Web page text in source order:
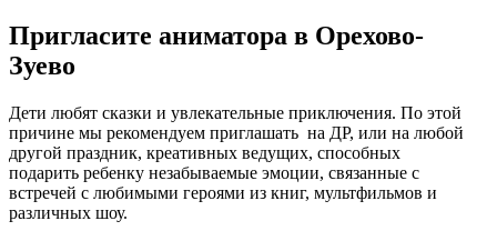
Пригласите аниматора в Орехово-
Зуево
Дети любят сказки и увлекательные приключения. По этой
причине мы рекомендуем приглашать на ДР, или на любой
другой праздник, креативных ведущих, способных
подарить ребенку незабываемые эмоции, связанные с
встречей с любимыми героями из книг, мультфильмов и
различных шоу.